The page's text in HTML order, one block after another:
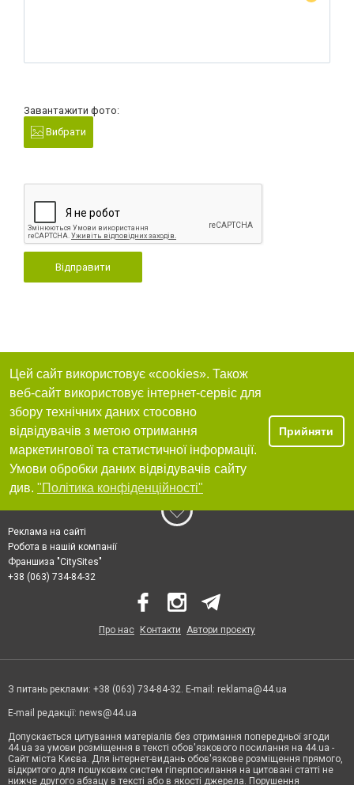
Завантажити фото:
Вибрати
Відправити
Цей сайт використовує «cookies». Також
веб-сайт використовує інтернет-сервіс для
збору технічних даних стосовно
відвідувачів з метою отримання
маркетингової та статистичної інформації.
Умови обробки даних відвідувачів сайту
див. "Політика конфіденційності"
Прийняти
Реклама на сайті
Робота в нашій компанії
Франшиза "CitySites"
+38 (063) 734-84-32
Про нас Контакти Автори проєкту
З питань реклами: +38 (063) 734-84-32. E-mail: reklama@44.ua
E-mail редакції: news@44.ua
Допускається цитування матеріалів без отримання попередньої згоди
44.ua за умови розміщення в тексті обов'язкового посилання на 44.ua -
Сайт міста Києва. Для інтернет-видань обов'язкове розміщення прямого,
відкритого для пошукових систем гіперпосилання на цитовані статті не
нижче другого абзацу в тексті або в якості джерела. Порушення